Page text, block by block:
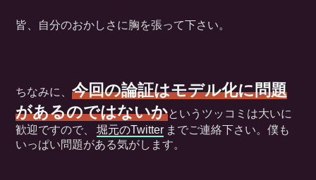
皆、自分のおかしさに胸を張って下さい。
ちなみに、今回の論証はモデル化に問題
があるのではないかというツッコミは大いに
歓迎ですので、
堀元のTwitter までご連絡下さい。僕も
いっぱい問題がある気がします。